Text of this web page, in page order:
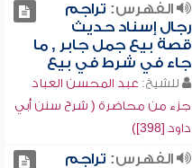
الفهرس: تراجم
رجال إسناد حديث
قصة بيع جمل جابر , ما
جاء في شرط في بيع
للشيخ: عبد المحسن العباد
جزء من محاضرة ( شرح سنن أبي
داود [398])
الفهرس: تراجم